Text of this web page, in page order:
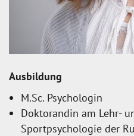
Ausbildung
M.Sc. Psychologin
Doktorandin am Lehr-
Sportpsychologie der